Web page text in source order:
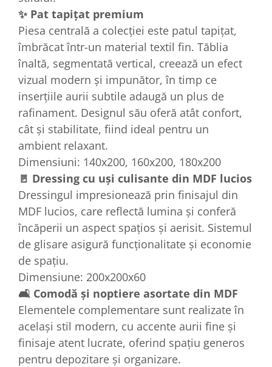
✨ Pat tapițat premium
Piesa centrală a colecției este patul tapițat,
îmbrăcat într-un material textil fin. Tăblia
înaltă, segmentată vertical, creează un efect
vizual modern și impunător, în timp ce
inserțiile aurii subtile adaugă un plus de
rafinament. Designul său oferă atât confort,
cât și stabilitate, fiind ideal pentru un
ambient relaxant.
Dimensiuni: 140x200, 160x200, 180x200
🚪 Dressing cu uși culisante din MDF lucios
Dressingul impresionează prin finisajul din
MDF lucios, care reflectă lumina și conferă
încăperii un aspect spațios și aerisit. Sistemul
de glisare asigură funcționalitate și economie
de spațiu.
Dimensiune: 200x200x60
🛋 Comodă și noptiere asortate din MDF
Elementele complementare sunt realizate în
același stil modern, cu accente aurii fine și
finisaje atent lucrate, oferind spațiu generos
pentru depozitare și organizare.